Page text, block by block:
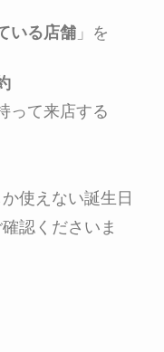
いる店舗」を
って来店する
使えない誕生日
認くださいま